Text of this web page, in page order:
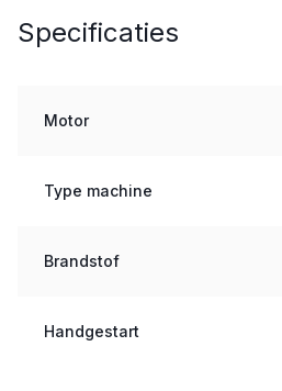
Specificaties
Motor
Type machine
Brandstof
Handgestart